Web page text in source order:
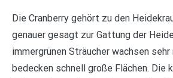
Die Cranberry gehört zu den
genauer gesagt zur Gattung der
immergrünen Sträucher wachsen sehr
bedecken schnell große Flächen. Die